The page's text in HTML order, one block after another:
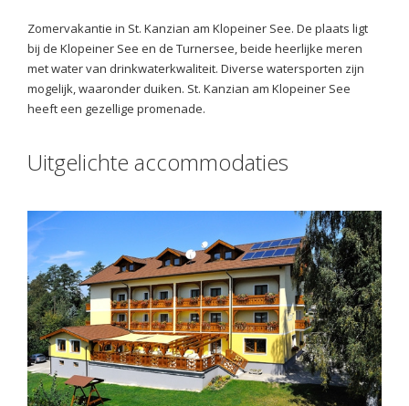
Zomervakantie in St. Kanzian am Klopeiner See. De plaats ligt
bij de Klopeiner See en de Turnersee, beide heerlijke meren
met water van drinkwaterkwaliteit. Diverse watersporten zijn
mogelijk, waaronder duiken. St. Kanzian am Klopeiner See
heeft een gezellige promenade.
Uitgelichte accommodaties